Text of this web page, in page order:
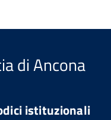
di Ancona
istituzionali